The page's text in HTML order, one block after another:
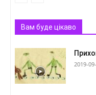
Вам буде цікаво
2019-